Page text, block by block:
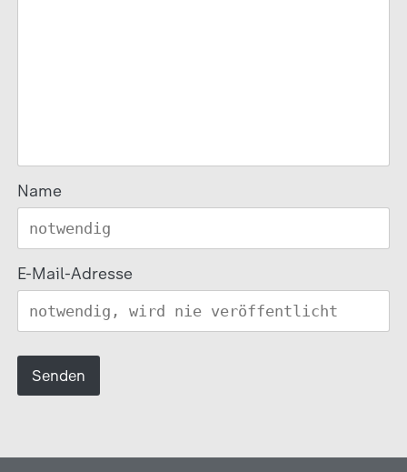
Name
E-Mail-Adresse